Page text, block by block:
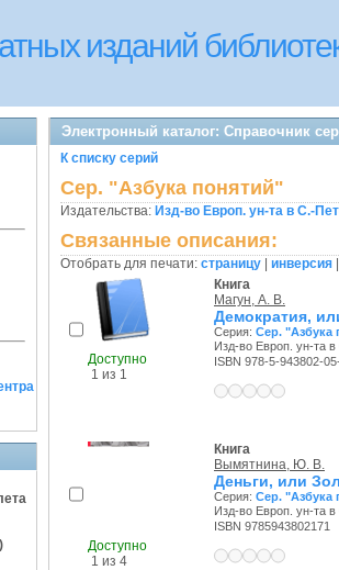
изданий
Электронный каталог: Справочник
К списку серий
Сер. "Азбука понятий"
Издательства: Изд-во Европ. ун-та в С.-
Связанные описания:
Отобрать для печати: страницу инверсия
Доступно
1 из 1
Книга
Магун, А. В.
Демократия,
Серия: Сер. "Азбука
Изд-во Европ. ун-та в
ISBN 978-5-943802-
Доступно
1 из 4
Книга
Вымятнина, Ю. В.
Деньги, или
Серия: Сер. "Азбука
Изд-во Европ. ун-та в
ISBN 9785943802171